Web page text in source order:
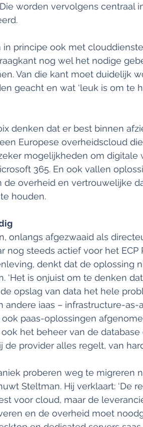
worden vervolgens centraal
in principe ook met
nog wel het nodige
Van die kant moet duidelijk
geacht en wat ‘leuk is om te
denken dat er best binnen
Europese overheidscloud
mogelijkheden om
365. En ook vallen
de overheid en vertrouwelijke
houden.
onlangs afgezwaaid als
nog steeds actief voor het ECP
denkt dat de oplossing
‘Het is onjuist om te denken
opslag van data het hele
andere iaas – infrastructure-as-
paas-oplossingen
het beheer van de
de provider alles regelt, van
proberen weg te migreren
Steltman. Hij verklaart: ‘De
voor cloud, maar de
en de overheid moet